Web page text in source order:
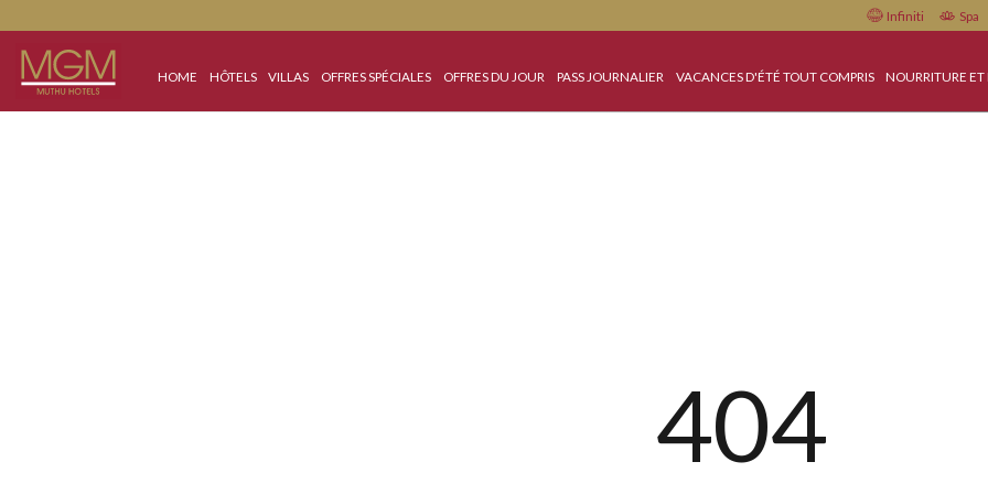
HOME HÔTELS VILLAS OFFRES SPÉCIALES OFFRES DU JOUR PASS JOURNALIER VACANCES D'ÉTÉ TOUT COMPRIS
Check in Check out